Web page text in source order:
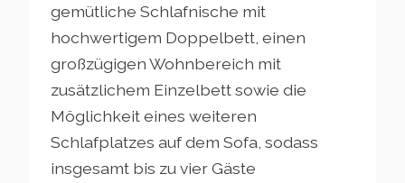
gemütliche Schlafnische mit
hochwertigem Doppelbett, einen
großzügigen Wohnbereich mit
zusätzlichem Einzelbett sowie die
Möglichkeit eines weiteren
Schlafplatzes auf dem Sofa, sodass
insgesamt bis zu vier Gäste